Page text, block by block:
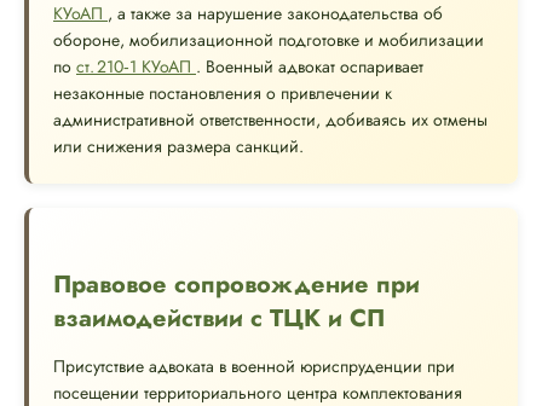
КУоАП , а также за нарушение законодательства об
обороне, мобилизационной подготовке и мобилизации
по ст. 210‑1 КУоАП . Военный адвокат оспаривает
незаконные постановления о привлечении к
административной ответственности, добиваясь их отмены
или снижения размера санкций.
Правовое сопровождение при
взаимодействии с ТЦК и СП
Присутствие адвоката в военной юриспруденции при
посещении территориального центра комплектования